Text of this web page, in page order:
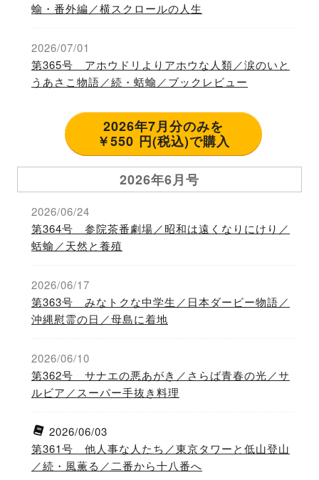
蝓・番外編／横スクロールの人生
2026/07/01
第365号 アホウドリよりアホウな人類／涙のいと
うあさこ物語／続・蛞蝓／ブックレビュー
2026年7月分のみを
￥550 円(税込)で購入
2026年6月号
2026/06/24
第364号 参院茶番劇場／昭和は遠くなりにけり／
蛞蝓／天然と養殖
2026/06/17
第363号 みなトクな中学生／日本ダービー物語／
沖縄慰霊の日／母島に着地
2026/06/10
第362号 サナエの悪あがき／さらば青春の光／サ
ルビア／スーパー手抜き料理
2026/06/03
第361号 他人事な人たち／東京タワーと低山登山
／続・風薫る／二番から十八番へ